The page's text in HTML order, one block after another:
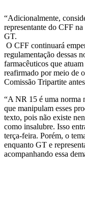
“Adicionalmente,
representante do CFF
GT.
O CFF continuará
regulamentação dessas
farmacêuticos que
reafirmado por meio de
Comissão Tripartite
“A NR 15 é uma norma
que manipulam esses
texto, pois não existe
como insalubre. Isso
terça-feira. Porém, o
enquanto GT e
acompanhando essa